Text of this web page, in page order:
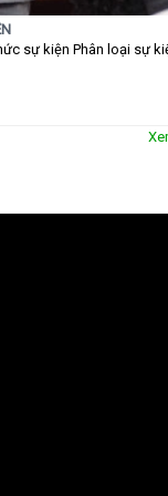
sự kiện Phân loại sự